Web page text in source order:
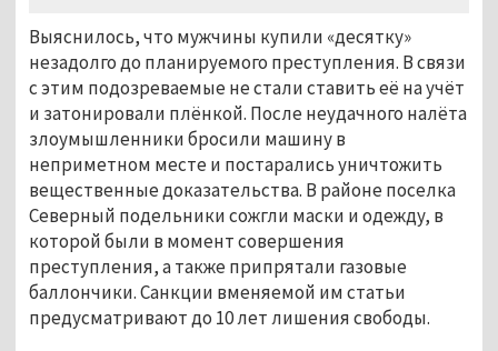
Выяснилось, что мужчины купили «десятку»
незадолго до планируемого преступления. В связи
с этим подозреваемые не стали ставить её на учёт
и затонировали плёнкой. После неудачного налёта
злоумышленники бросили машину в
неприметном месте и постарались уничтожить
вещественные доказательства. В районе поселка
Северный подельники сожгли маски и одежду, в
которой были в момент совершения
преступления, а также припрятали газовые
баллончики. Санкции вменяемой им статьи
предусматривают до 10 лет лишения свободы.